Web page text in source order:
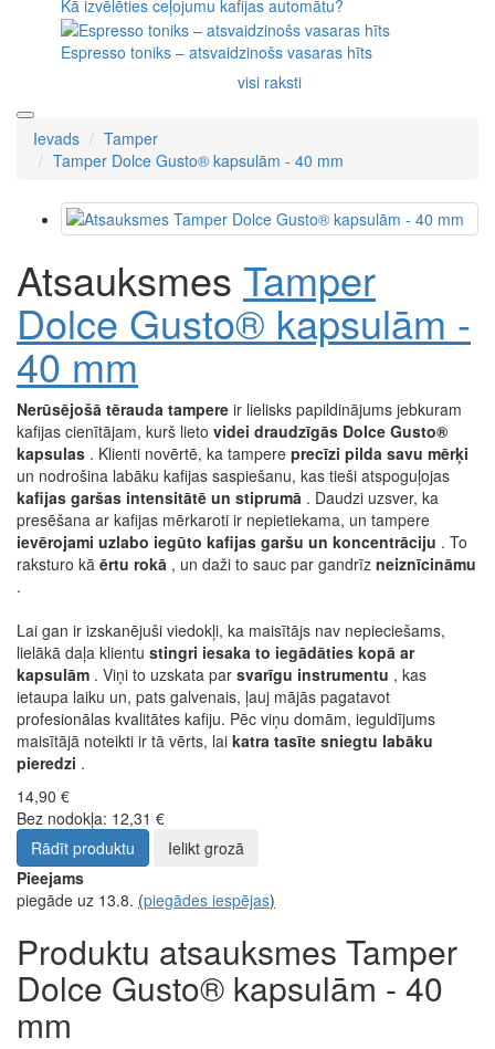
Kā izvēlēties ceļojumu kafijas automātu?
Espresso toniks – atsvaidzinošs vasaras hīts
visi raksti
Ievads
Tamper
Tamper Dolce Gusto® kapsulām - 40 mm
Atsauksmes Tamper
Dolce Gusto® kapsulām -
40 mm
Nerūsējošā tērauda tampere ir lielisks papildinājums jebkuram
kafijas cienītājam, kurš lieto videi draudzīgās Dolce Gusto®
kapsulas . Klienti novērtē, ka tampere precīzi pilda savu mērķi
un nodrošina labāku kafijas saspiešanu, kas tieši atspoguļojas
kafijas garšas intensitātē un stiprumā . Daudzi uzsver, ka
presēšana ar kafijas mērkaroti ir nepietiekama, un tampere
ievērojami uzlabo iegūto kafijas garšu un koncentrāciju . To
raksturo kā ērtu rokā , un daži to sauc par gandrīz neiznīcināmu
.
Lai gan ir izskanējuši viedokļi, ka maisītājs nav nepieciešams,
lielākā daļa klientu stingri iesaka to iegādāties kopā ar
kapsulām . Viņi to uzskata par svarīgu instrumentu , kas
ietaupa laiku un, pats galvenais, ļauj mājās pagatavot
profesionālas kvalitātes kafiju. Pēc viņu domām, ieguldījums
maisītājā noteikti ir tā vērts, lai katra tasīte sniegtu labāku
pieredzi .
14,90 €
Bez nodokļa: 12,31 €
Rādīt produktu
Ielikt grozā
Pieejams
piegāde uz 13.8. (piegādes iespējas)
Produktu atsauksmes Tamper
Dolce Gusto® kapsulām - 40
mm